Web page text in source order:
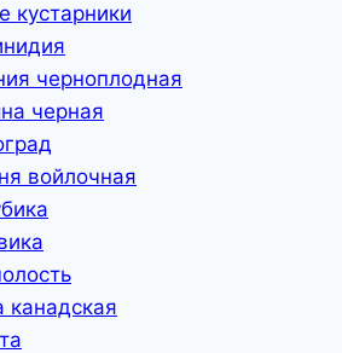
кустарники
черноплодная
черная
войлочная
канадская